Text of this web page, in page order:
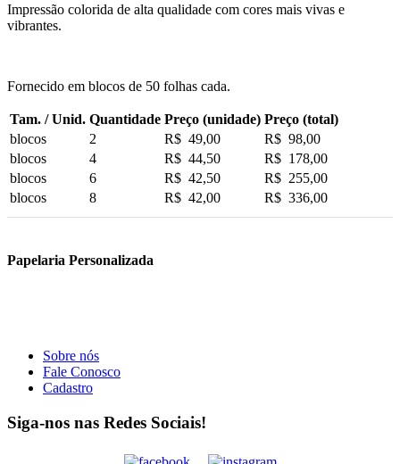
Impressão colorida de alta qualidade com cores mais vivas e
vibrantes.
Fornecido em blocos de 50 folhas cada.
Tam. / Unid. Quantidade Preço (unidade) Preço (total)
blocos
2 R$ 49,00
R$ 98,00
blocos
4 R$ 44,50
R$ 178,00
blocos
6 R$ 42,50
R$ 255,00
blocos
8 R$ 42,00 R$ 336,00
Papelaria Personalizada
Sobre nós
Fale Conosco
Cadastro
Siga-nos nas Redes Sociais!